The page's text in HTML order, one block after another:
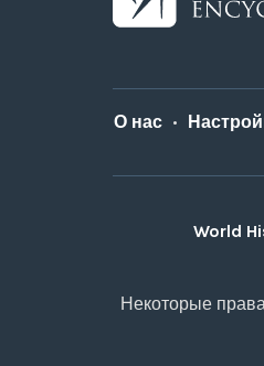
О нас •
World
Некоторые